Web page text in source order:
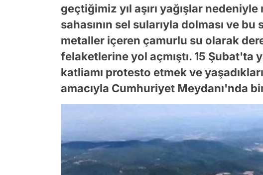
geçtiğimiz yıl aşırı yağışlar
sahasının sel sularıyla dolması ve bu
metaller içeren çamurlu su olarak
felaketlerine yol açmıştı. 15 Şubat'ta
katliamı protesto etmek ve
amacıyla Cumhuriyet Meydanı'nda